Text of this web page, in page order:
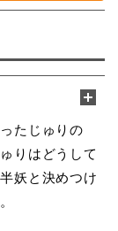
たじゅりの
りはどうして
妖と決めつけ